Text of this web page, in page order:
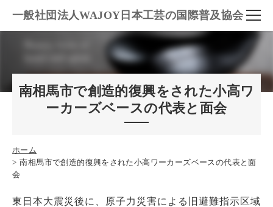
一般社団法人WAJOY日本工芸の国際普及協会
南相馬市で創造的復興をされた小高ワ
ーカーズベースの代表と面会
ホーム
南相馬市で創造的復興をされた小高ワーカーズベースの代表と面
会
東日本大震災後に、原子力災害による旧避難指示区域